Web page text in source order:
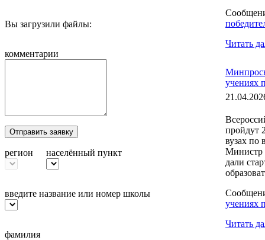
Вы загрузили файлы:
комментарии
Отправить заявку
регион населённый пункт
введите название или номер школы
фамилия
Читать
учениях
пройдут
вузах по
Министр
дали
учениях
Читать